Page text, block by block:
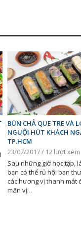
BÚN CHẢ QUE TRE VÀ
NGUỘI HÚT KHÁCH
TP.HCM
23/07/2017 / 12 lượt xem
Sau những giờ học tập,
bạn có thể rủ hội bạn
các hương vị thanh mát
mãn vị…